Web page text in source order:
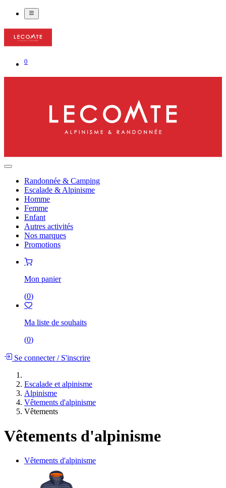
0
Randonnée & Camping
Escalade & Alpinisme
Homme
Femme
Enfant
Autres activités
Nos marques
Promotions
Mon panier
(0)
Ma liste de souhaits
(0)
Se connecter/S'inscrire
Escalade et alpinisme
Alpinisme
Vêtements d'alpinisme
Vêtements
Vêtements d'alpinisme
Vêtements d'alpinisme